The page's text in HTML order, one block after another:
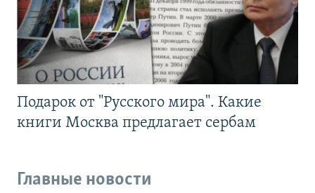
Подарок от "Русского мира". Какие
книги Москва предлагает сербам
Главные новости